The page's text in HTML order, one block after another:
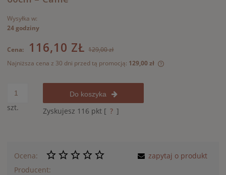
Wysyłka w:
24 godziny
Cena: 116,10 ZŁ 129,00 zł
Najniższa cena z 30 dni przed tą promocją: 129,00 zł
szt.
Do koszyka
Zyskujesz 116 pkt [ ? ]
Ocena:
Producent:
zapytaj o produkt